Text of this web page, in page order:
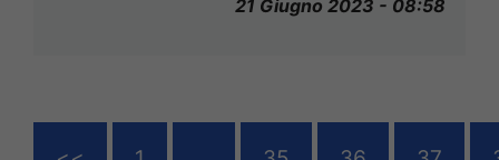
21 Giugno 2023 - 08:58